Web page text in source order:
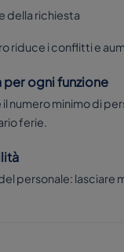
della richiesta
riduce i conflitti e
per ogni funzione
numero minimo di
ferie.
personale: lasciare